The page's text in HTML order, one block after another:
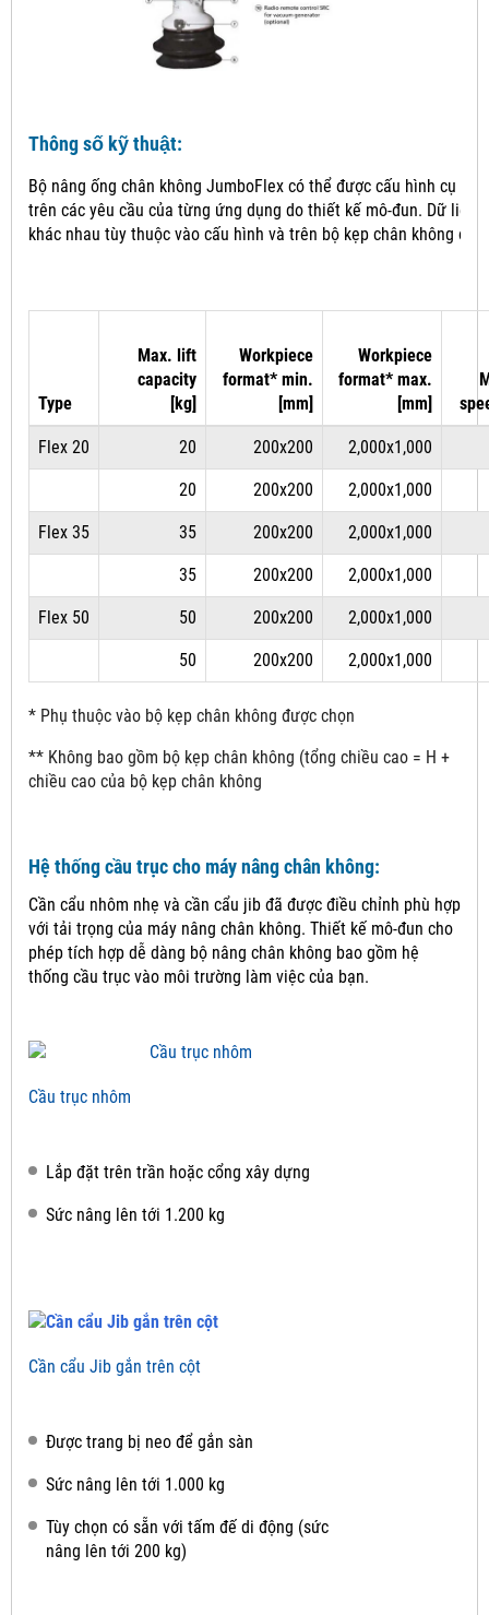
Thông số kỹ thuật:
Bộ nâng ống chân không JumboFlex có thể được cấu hình cụ thể
trên các yêu cầu của từng ứng dụng do thiết kế mô-đun. Dữ liệu
khác nhau tùy thuộc vào cấu hình và trên bộ kẹp chân không
Type
Max. lift
capacity
[kg]
Workpiece
format* min.
[mm]
Workpiece
format* max.
[mm]
Flex 20 20 200x200 2,000x1,000
20 200x200 2,000x1,000
Flex 35 35 200x200 2,000x1,000
35 200x200 2,000x1,000
Flex 50 50 200x200 2,000x1,000
50 200x200 2,000x1,000
* Phụ thuộc vào bộ kẹp chân không được chọn
** Không bao gồm bộ kẹp chân không (tổng chiều cao = H +
chiều cao của bộ kẹp chân không
Hệ thống cầu trục cho máy nâng chân không:
Cần cẩu nhôm nhẹ và cần cẩu jib đã được điều chỉnh phù hợp
với tải trọng của máy nâng chân không. Thiết kế mô-đun cho
phép tích hợp dễ dàng bộ nâng chân không bao gồm hệ
thống cầu trục vào môi trường làm việc của bạn.
Cầu trục nhôm
Lắp đặt trên trần hoặc cổng xây dựng
Sức nâng lên tới 1.200 kg
Cần cẩu Jib gắn trên cột
Được trang bị neo để gắn sàn
Sức nâng lên tới 1.000 kg
Tùy chọn có sẵn với tấm đế di động (sức
nâng lên tới 200 kg)